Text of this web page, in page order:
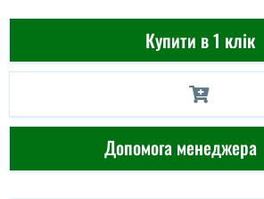
Купити в 1 клік
Допомога менеджера